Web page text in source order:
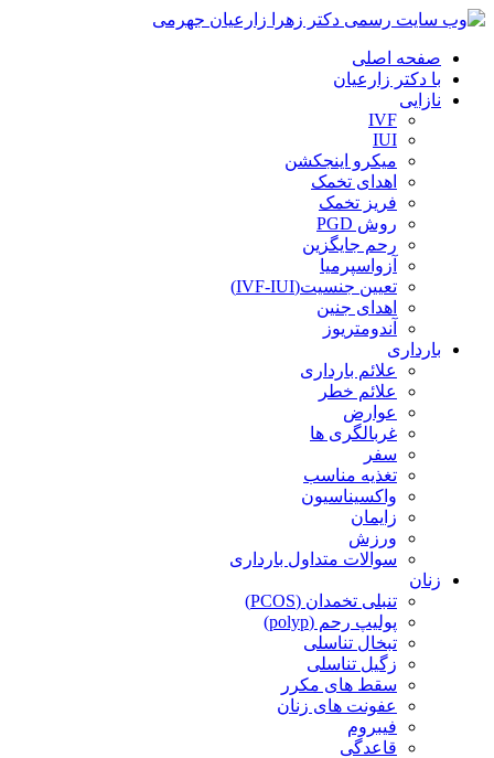
صفحه اصلی
با دکتر زارعیان
نازایی
IVF
IUI
میکرو اینجکشن
اهدای تخمک
فریز تخمک
روش PGD
رحم جایگزین
آزواسپرمیا
تعیین جنسیت(IVF-IUI)
اهدای جنین
آندومتریوز
بارداری
علائم بارداری
علائم خطر
عوارض
غربالگری ها
سفر
تغذیه مناسب
واکسیناسیون
زایمان
ورزش
سوالات متداول بارداری
زنان
تنبلی تخمدان (PCOS)
پولیپ رحم (polyp)
تبخال تناسلی
زگیل تناسلی
سقط های مکرر
عفونت های زنان
فیبروم
قاعدگی